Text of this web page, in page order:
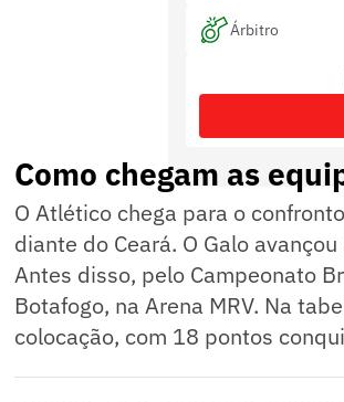
Árbitro
Como chegam as
O Atlético chega para o
diante do Ceará. O Galo
Antes disso, pelo Campeonato
Botafogo, na Arena MRV. Na
colocação, com 18 pontos